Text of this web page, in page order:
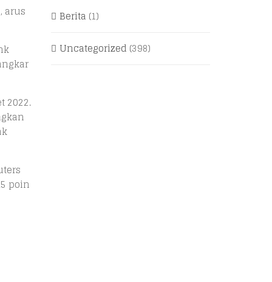
arus
2022.
poin
Berita (1)
Uncategorized (398)